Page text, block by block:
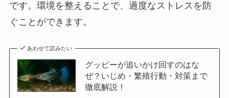
です。環境を整えることで、過度なストレスを防
ぐことができます。
あわせて読みたい
グッピーが追いかけ回すのはな
ぜ？いじめ・繁殖行動・対策まで
徹底解説！